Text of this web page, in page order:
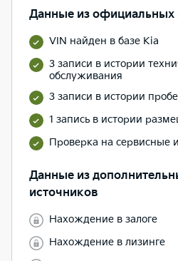
Данные из официальных
VIN найден в базе Kia
3 записи в истории
обслуживания
3 записи в истории
1 запись в истории
Проверка на сервисные
Данные из
источников
Нахождение в залоге
Нахождение в лизинге